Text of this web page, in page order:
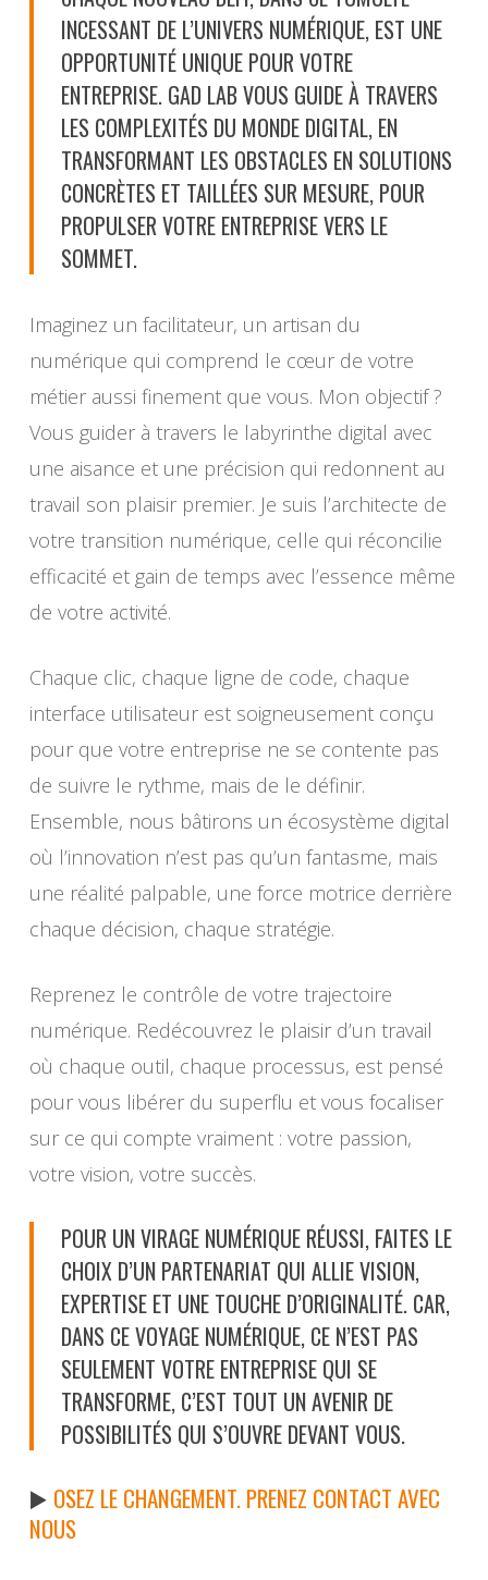
INCESSANT DE L’UNIVERS NUMÉRIQUE, EST UNE
OPPORTUNITÉ UNIQUE POUR VOTRE
ENTREPRISE. GAD LAB VOUS GUIDE À TRAVERS
LES COMPLEXITÉS DU MONDE DIGITAL, EN
TRANSFORMANT LES OBSTACLES EN SOLUTIONS
CONCRÈTES ET TAILLÉES SUR MESURE, POUR
PROPULSER VOTRE ENTREPRISE VERS LE
SOMMET.
Imaginez un facilitateur, un artisan du
numérique qui comprend le cœur de votre
métier aussi finement que vous. Mon objectif ?
Vous guider à travers le labyrinthe digital avec
une aisance et une précision qui redonnent au
travail son plaisir premier. Je suis l’architecte de
votre transition numérique, celle qui réconcilie
efficacité et gain de temps avec l’essence même
de votre activité.
Chaque clic, chaque ligne de code, chaque
interface utilisateur est soigneusement conçu
pour que votre entreprise ne se contente pas
de suivre le rythme, mais de le définir.
Ensemble, nous bâtirons un écosystème digital
où l’innovation n’est pas qu’un fantasme, mais
une réalité palpable, une force motrice derrière
chaque décision, chaque stratégie.
Reprenez le contrôle de votre trajectoire
numérique. Redécouvrez le plaisir d’un travail
où chaque outil, chaque processus, est pensé
pour vous libérer du superflu et vous focaliser
sur ce qui compte vraiment : votre passion,
votre vision, votre succès.
POUR UN VIRAGE NUMÉRIQUE RÉUSSI, FAITES LE
CHOIX D’UN PARTENARIAT QUI ALLIE VISION,
EXPERTISE ET UNE TOUCHE D’ORIGINALITÉ. CAR,
DANS CE VOYAGE NUMÉRIQUE, CE N’EST PAS
SEULEMENT VOTRE ENTREPRISE QUI SE
TRANSFORME, C’EST TOUT UN AVENIR DE
POSSIBILITÉS QUI S’OUVRE DEVANT VOUS.
▶️ OSEZ LE CHANGEMENT. PRENEZ CONTACT AVEC
NOUS